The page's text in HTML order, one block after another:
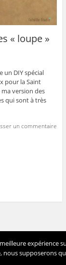
« loupe »
un DIY spécial
pour la Saint
version des
qui sont à très
un commentaire
Androidexpérience
nous supposerons